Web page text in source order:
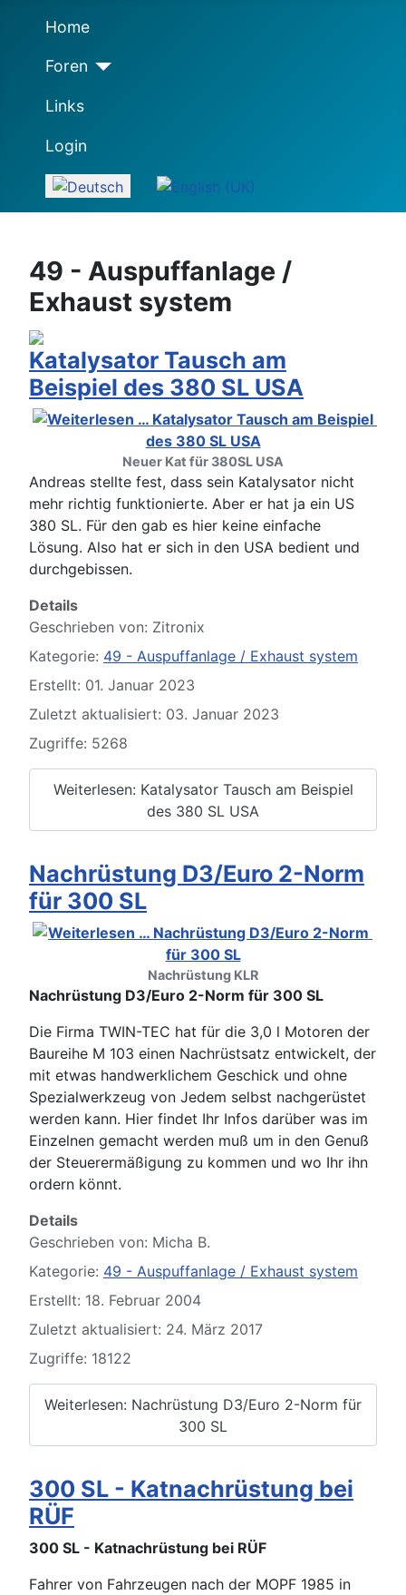
Home
Foren
Links
Login
Sprache auswählen
49 - Auspuffanlage /
Exhaust system
Katalysator Tausch am
Beispiel des 380 SL USA
Neuer Kat für 380SL USA
Andreas stellte fest, dass sein Katalysator nicht
mehr richtig funktionierte. Aber er hat ja ein US
380 SL. Für den gab es hier keine einfache
Lösung. Also hat er sich in den USA bedient und
durchgebissen.
Details
Geschrieben von: Zitronix
Kategorie: 49 - Auspuffanlage / Exhaust system
Erstellt: 01. Januar 2023
Zuletzt aktualisiert: 03. Januar 2023
Zugriffe: 5268
Weiterlesen: Katalysator Tausch am Beispiel
des 380 SL USA
Nachrüstung D3/Euro 2-Norm
für 300 SL
Nachrüstung KLR
Nachrüstung D3/Euro 2-Norm für 300 SL
Die Firma TWIN-TEC hat für die 3,0 l Motoren der
Baureihe M 103 einen Nachrüstsatz entwickelt, der
mit etwas handwerklichem Geschick und ohne
Spezialwerkzeug von Jedem selbst nachgerüstet
werden kann. Hier findet Ihr Infos darüber was im
Einzelnen gemacht werden muß um in den Genuß
der Steuerermäßigung zu kommen und wo Ihr ihn
ordern könnt.
Details
Geschrieben von: Micha B.
Kategorie: 49 - Auspuffanlage / Exhaust system
Erstellt: 18. Februar 2004
Zuletzt aktualisiert: 24. März 2017
Zugriffe: 18122
Weiterlesen: Nachrüstung D3/Euro 2-Norm für
300 SL
300 SL - Katnachrüstung bei
RÜF
300 SL - Katnachrüstung bei RÜF
Fahrer von Fahrzeugen nach der MOPF 1985 in